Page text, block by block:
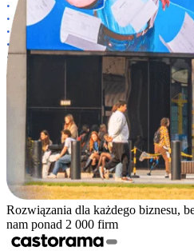
Rozwiązania dla każdego biznesu,
nam ponad 2 000 firm